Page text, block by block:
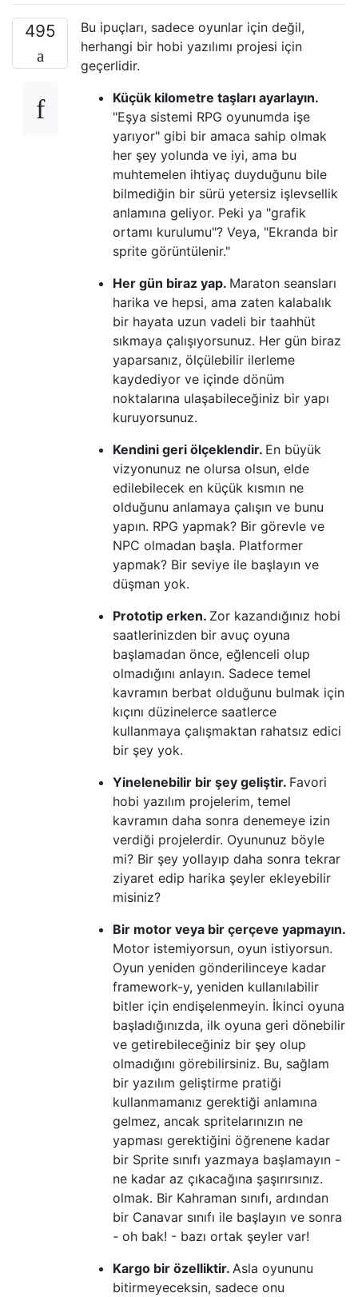
495
Bu ipuçları, sadece oyunlar için değil,
herhangi bir hobi yazılımı projesi için
geçerlidir.
Küçük kilometre taşları ayarlayın.
"Eşya sistemi RPG oyunumda işe
yarıyor" gibi bir amaca sahip olmak
her şey yolunda ve iyi, ama bu
muhtemelen ihtiyaç duyduğunu bile
bilmediğin bir sürü yetersiz işlevsellik
anlamına geliyor. Peki ya "grafik
ortamı kurulumu"? Veya, "Ekranda bir
sprite görüntülenir."
Her gün biraz yap. Maraton seansları
harika ve hepsi, ama zaten kalabalık
bir hayata uzun vadeli bir taahhüt
sıkmaya çalışıyorsunuz. Her gün biraz
yaparsanız, ölçülebilir ilerleme
kaydediyor ve içinde dönüm
noktalarına ulaşabileceğiniz bir yapı
kuruyorsunuz.
Kendini geri ölçeklendir. En büyük
vizyonunuz ne olursa olsun, elde
edilebilecek en küçük kısmın ne
olduğunu anlamaya çalışın ve bunu
yapın. RPG yapmak? Bir görevle ve
NPC olmadan başla. Platformer
yapmak? Bir seviye ile başlayın ve
düşman yok.
Prototip erken. Zor kazandığınız hobi
saatlerinizden bir avuç oyuna
başlamadan önce, eğlenceli olup
olmadığını anlayın. Sadece temel
kavramın berbat olduğunu bulmak için
kıçını düzinelerce saatlerce
kullanmaya çalışmaktan rahatsız edici
bir şey yok.
Yinelenebilir bir şey geliştir. Favori
hobi yazılım projelerim, temel
kavramın daha sonra denemeye izin
verdiği projelerdir. Oyununuz böyle
mi? Bir şey yollayıp daha sonra tekrar
ziyaret edip harika şeyler ekleyebilir
misiniz?
Bir motor veya bir çerçeve yapmayın.
Motor istemiyorsun, oyun istiyorsun.
Oyun yeniden gönderilinceye kadar
framework-y, yeniden kullanılabilir
bitler için endişelenmeyin. İkinci oyuna
başladığınızda, ilk oyuna geri dönebilir
ve getirebileceğiniz bir şey olup
olmadığını görebilirsiniz. Bu, sağlam
bir yazılım geliştirme pratiği
kullanmamanız gerektiği anlamına
gelmez, ancak spritelarınızın ne
yapması gerektiğini öğrenene kadar
bir Sprite sınıfı yazmaya başlamayın -
ne kadar az çıkacağına şaşırırsınız.
olmak. Bir Kahraman sınıfı, ardından
bir Canavar sınıfı ile başlayın ve sonra
- oh bak! - bazı ortak şeyler var!
Kargo bir özelliktir. Asla oyununu
bitirmeyeceksin, sadece onu